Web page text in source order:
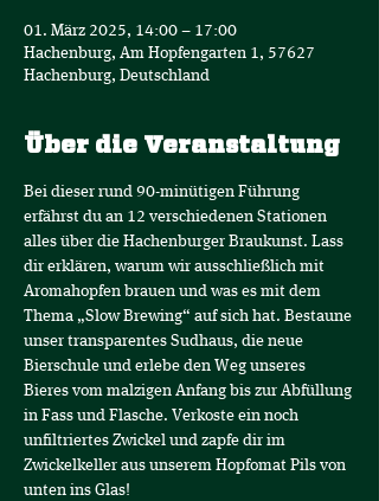
01. März 2025, 14:00 – 17:00
Hachenburg, Am Hopfengarten 1, 57627
Hachenburg, Deutschland
Über die Veranstaltung
Bei dieser rund 90-minütigen Führung
erfährst du an 12 verschiedenen Stationen
alles über die Hachenburger Braukunst. Lass
dir erklären, warum wir ausschließlich mit
Aromahopfen brauen und was es mit dem
Thema „Slow Brewing“ auf sich hat. Bestaune
unser transparentes Sudhaus, die neue
Bierschule und erlebe den Weg unseres
Bieres vom malzigen Anfang bis zur Abfüllung
in Fass und Flasche. Verkoste ein noch
unfiltriertes Zwickel und zapfe dir im
Zwickelkeller aus unserem Hopfomat Pils von
unten ins Glas!